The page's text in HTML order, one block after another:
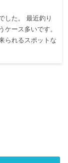
した。 最近釣り
ケース多いです。
られるスポットな